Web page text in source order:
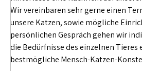
Wir vereinbaren sehr gerne einen
unsere Katzen, sowie mögliche
persönlichen Gespräch gehen wir
die Bedürfnisse des einzelnen Tieres
bestmögliche Mensch-Katzen-